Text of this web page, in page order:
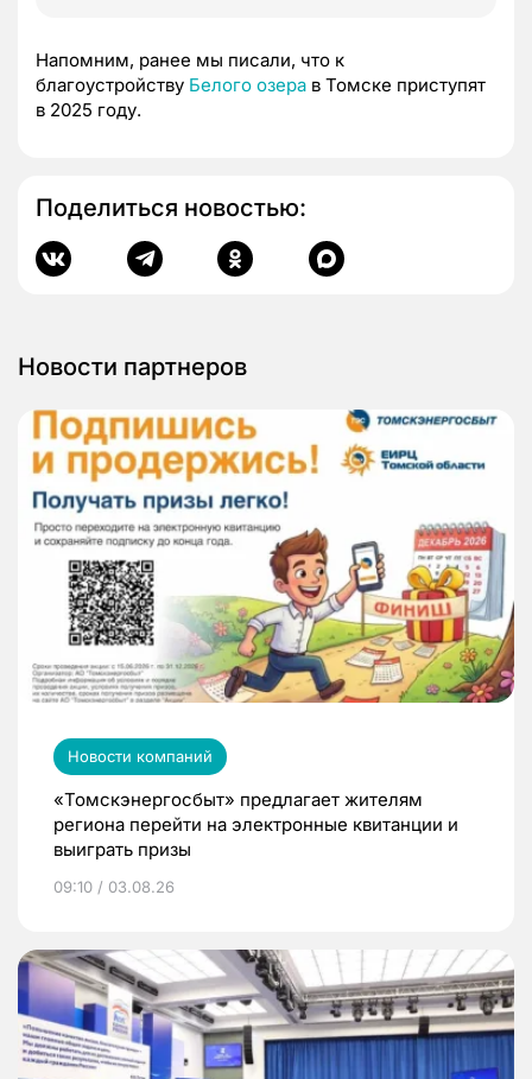
Напомним, ранее мы писали, что к
благоустройству Белого озера в Томске приступят
в 2025 году.
Поделиться новостью:
Новости партнеров
Новости компаний
«Томскэнергосбыт» предлагает жителям
региона перейти на электронные квитанции и
выиграть призы
09:10 / 03.08.26